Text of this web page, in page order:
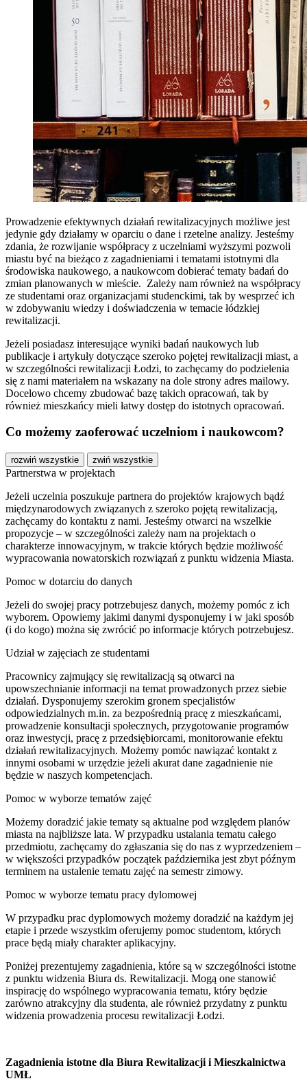
Prowadzenie efektywnych działań rewitalizacyjnych możliwe jest
jedynie gdy działamy w oparciu o dane i rzetelne analizy. Jesteśmy
zdania, że rozwijanie współpracy z uczelniami wyższymi pozwoli
miastu być na bieżąco z zagadnieniami i tematami istotnymi dla
środowiska naukowego, a naukowcom dobierać tematy badań do
zmian planowanych w mieście. Zależy nam również na współpracy
ze studentami oraz organizacjami studenckimi, tak by wesprzeć ich
w zdobywaniu wiedzy i doświadczenia w temacie łódzkiej
rewitalizacji.
Jeżeli posiadasz interesujące wyniki badań naukowych lub
publikacje i artykuły dotyczące szeroko pojętej rewitalizacji miast, a
w szczególności rewitalizacji Łodzi, to zachęcamy do podzielenia
się z nami materiałem na wskazany na dole strony adres mailowy.
Docelowo chcemy zbudować bazę takich opracowań, tak by
również mieszkańcy mieli łatwy dostęp do istotnych opracowań.
Co możemy zaoferować uczelniom i naukowcom?
rozwiń wszystkie zwiń wszystkie
Partnerstwa w projektach
Jeżeli uczelnia poszukuje partnera do projektów krajowych bądź
międzynarodowych związanych z szeroko pojętą rewitalizacją,
zachęcamy do kontaktu z nami. Jesteśmy otwarci na wszelkie
propozycje – w szczególności zależy nam na projektach o
charakterze innowacyjnym, w trakcie których będzie możliwość
wypracowania nowatorskich rozwiązań z punktu widzenia Miasta.
Pomoc w dotarciu do danych
Jeżeli do swojej pracy potrzebujesz danych, możemy pomóc z ich
wyborem. Opowiemy jakimi danymi dysponujemy i w jaki sposób
(i do kogo) można się zwrócić po informacje których potrzebujesz.
Udział w zajęciach ze studentami
Pracownicy zajmujący się rewitalizacją są otwarci na
upowszechnianie informacji na temat prowadzonych przez siebie
działań. Dysponujemy szerokim gronem specjalistów
odpowiedzialnych m.in. za bezpośrednią pracę z mieszkańcami,
prowadzenie konsultacji społecznych, przygotowanie programów
oraz inwestycji, pracę z przedsiębiorcami, monitorowanie efektu
działań rewitalizacyjnych. Możemy pomóc nawiązać kontakt z
innymi osobami w urzędzie jeżeli akurat dane zagadnienie nie
będzie w naszych kompetencjach.
Pomoc w wyborze tematów zajęć
Możemy doradzić jakie tematy są aktualne pod względem planów
miasta na najbliższe lata. W przypadku ustalania tematu całego
przedmiotu, zachęcamy do zgłaszania się do nas z wyprzedzeniem –
w większości przypadków początek października jest zbyt późnym
terminem na ustalenie tematu zajęć na semestr zimowy.
Pomoc w wyborze tematu pracy dylomowej
W przypadku prac dyplomowych możemy doradzić na każdym jej
etapie i przede wszystkim oferujemy pomoc studentom, których
prace będą miały charakter aplikacyjny.
Poniżej prezentujemy zagadnienia, które są w szczególności istotne
z punktu widzenia Biura ds. Rewitalizacji. Mogą one stanowić
inspirację do wspólnego wypracowania tematu, który będzie
zarówno atrakcyjny dla studenta, ale również przydatny z punktu
widzenia prowadzenia procesu rewitalizacji Łodzi.
Zagadnienia istotne dla Biura Rewitalizacji i Mieszkalnictwa
UMŁ